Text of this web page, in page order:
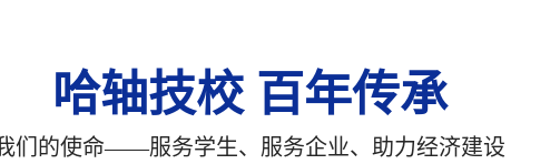
哈轴技校 百年传承
们的使命——服务学生、服务企业、助力经济建设